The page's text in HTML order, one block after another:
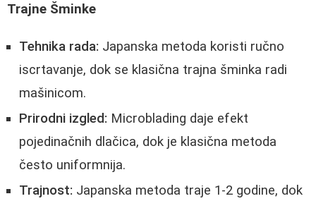
Trajne Šminke
Tehnika rada: Japanska metoda koristi ručno
iscrtavanje, dok se klasična trajna šminka radi
mašinicom.
Prirodni izgled: Microblading daje efekt
pojedinačnih dlačica, dok je klasična metoda
često uniformnija.
Trajnost: Japanska metoda traje 1-2 godine, dok